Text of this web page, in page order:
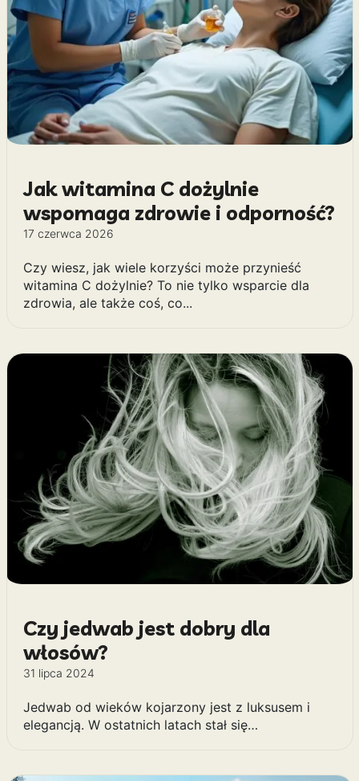
Jak witamina C dożylnie
wspomaga zdrowie i odporność?
17 czerwca 2026
Czy wiesz, jak wiele korzyści może przynieść
witamina C dożylnie? To nie tylko wsparcie dla
zdrowia, ale także coś, co...
Czy jedwab jest dobry dla
włosów?
31 lipca 2024
Jedwab od wieków kojarzony jest z luksusem i
elegancją. W ostatnich latach stał się…